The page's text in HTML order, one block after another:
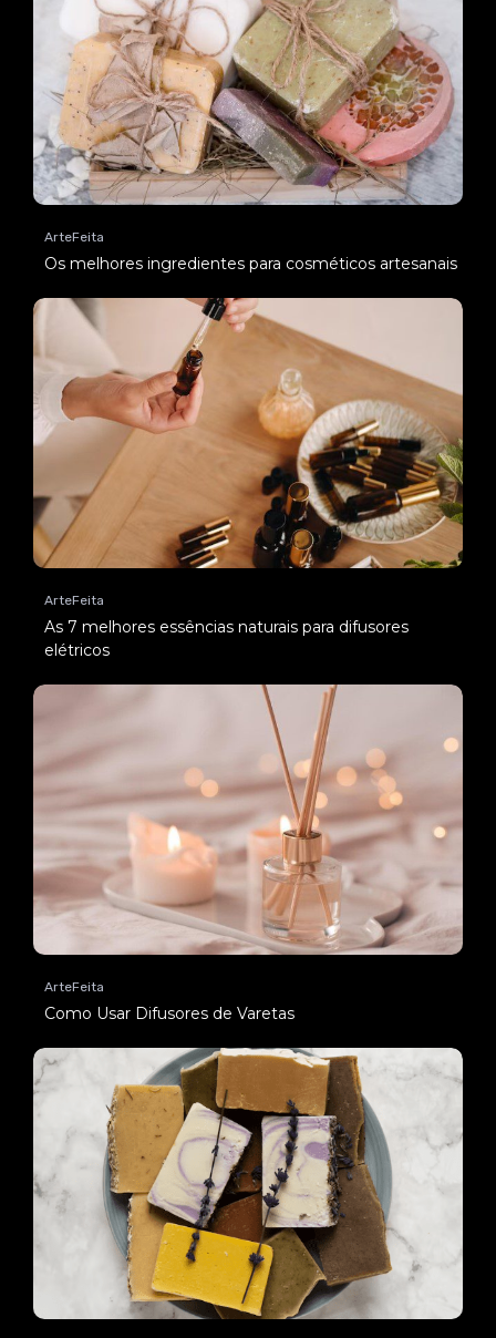
ArteFeita
Os melhores ingredientes para cosméticos artesanais
ArteFeita
As 7 melhores essências naturais para difusores
elétricos
ArteFeita
Como Usar Difusores de Varetas